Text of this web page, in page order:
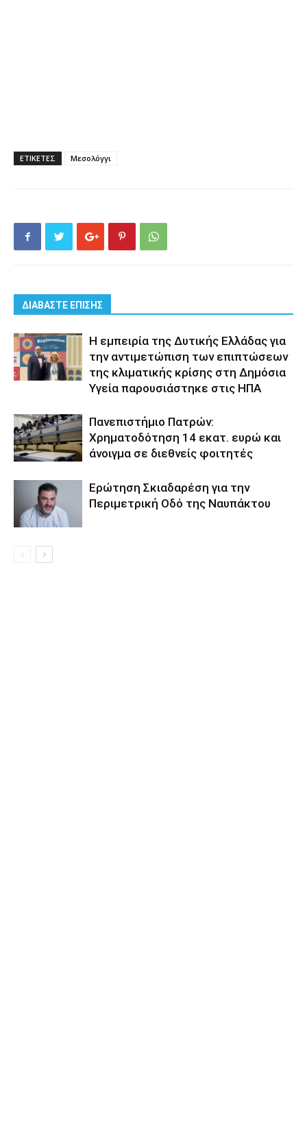
ΕΤΙΚΕΤΕΣ Μεσολόγγι
ΔΙΑΒΑΣΤΕ ΕΠΙΣΗΣ
Η εμπειρία της Δυτικής Ελλάδας για
την αντιμετώπιση των επιπτώσεων
της κλιματικής κρίσης στη Δημόσια
Υγεία παρουσιάστηκε στις ΗΠΑ
Πανεπιστήμιο Πατρών:
Χρηματοδότηση 14 εκατ. ευρώ και
άνοιγμα σε διεθνείς φοιτητές
Eρώτηση Σκιαδαρέση για την
Περιμετρική Οδό της Ναυπάκτου